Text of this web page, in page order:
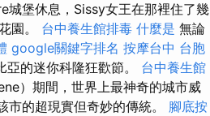
城堡休息，Sissy女王在那裡住了幾
園。 台中養生館排毒 什麼是 無論
google關鍵字排名 按摩台中 台胞
的迷你科隆狂歡節。 台中養生館
）期間，世界上最神奇的城市威
市的超現實但奇妙的傳統。 腳底按